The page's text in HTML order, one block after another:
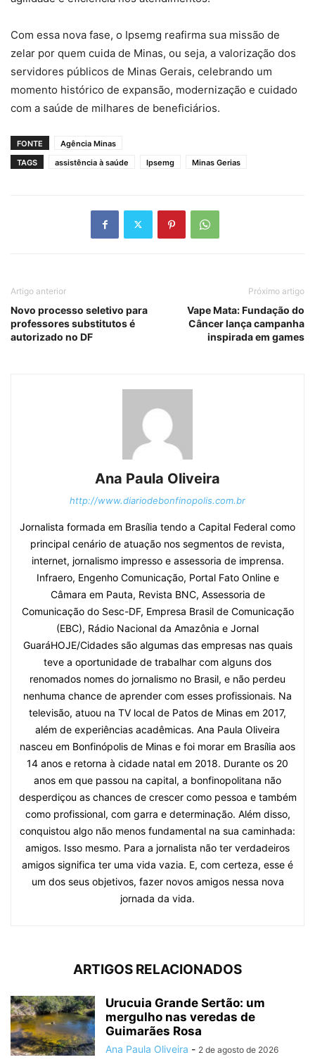
Com essa nova fase, o Ipsemg reafirma sua missão de
zelar por quem cuida de Minas, ou seja, a valorização dos
servidores públicos de Minas Gerais, celebrando um
momento histórico de expansão, modernização e cuidado
com a saúde de milhares de beneficiários.
FONTE
Agência Minas
TAGS
assistência à saúde Ipsemg Minas Gerias
Artigo anterior
Novo processo seletivo para
professores substitutos é
autorizado no DF
Próximo artigo
Vape Mata: Fundação do
Câncer lança campanha
inspirada em games
Ana Paula Oliveira
http://www.diariodebonfinopolis.com.br
Jornalista formada em Brasília tendo a Capital Federal como
principal cenário de atuação nos segmentos de revista,
internet, jornalismo impresso e assessoria de imprensa.
Infraero, Engenho Comunicação, Portal Fato Online e
Câmara em Pauta, Revista BNC, Assessoria de
Comunicação do Sesc-DF, Empresa Brasil de Comunicação
(EBC), Rádio Nacional da Amazônia e Jornal
GuaráHOJE/Cidades são algumas das empresas nas quais
teve a oportunidade de trabalhar com alguns dos
renomados nomes do jornalismo no Brasil, e não perdeu
nenhuma chance de aprender com esses profissionais. Na
televisão, atuou na TV local de Patos de Minas em 2017,
além de experiências acadêmicas. Ana Paula Oliveira
nasceu em Bonfinópolis de Minas e foi morar em Brasília aos
14 anos e retorna à cidade natal em 2018. Durante os 20
anos em que passou na capital, a bonfinopolitana não
desperdiçou as chances de crescer como pessoa e também
como profissional, com garra e determinação. Além disso,
conquistou algo não menos fundamental na sua caminhada:
amigos. Isso mesmo. Para a jornalista não ter verdadeiros
amigos significa ter uma vida vazia. E, com certeza, esse é
um dos seus objetivos, fazer novos amigos nessa nova
jornada da vida.
ARTIGOS RELACIONADOS
Urucuia Grande Sertão: um
mergulho nas veredas de
Guimarães Rosa
Ana Paula Oliveira - 2 de agosto de 2026